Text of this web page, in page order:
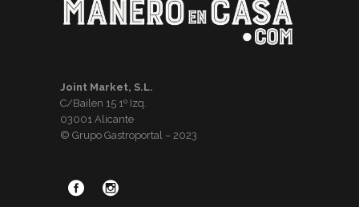
Joint Market, S.L.
C/Bailen 15 1º Izq.
03001 Alicante
© Grupo Gastroportal – 2023